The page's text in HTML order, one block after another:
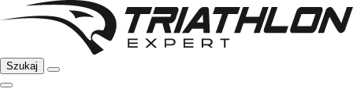
Szukaj